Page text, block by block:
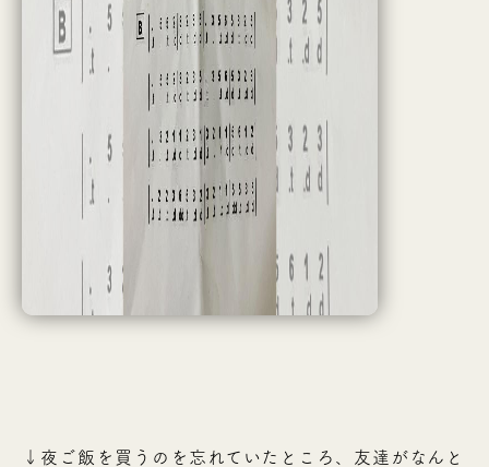
↓夜ご飯を買うのを忘れていたところ、友達がなんと